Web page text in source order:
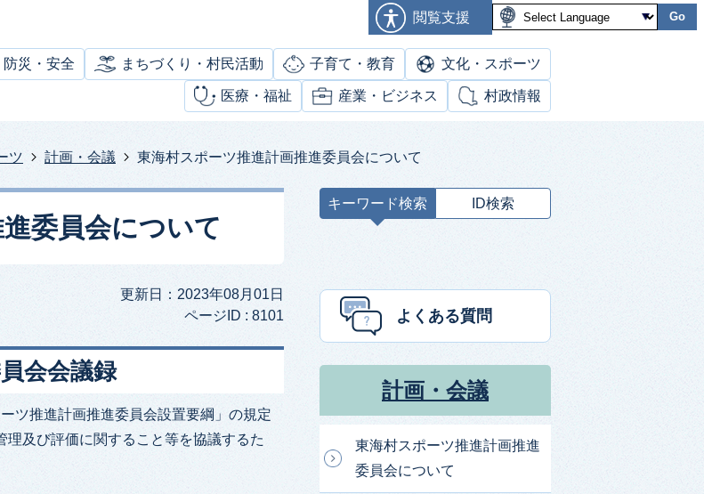
閲覧支援 Go
防災・安全 まちづくり・村民活動 子育て・教育 文化・スポーツ
医療・福祉 産業・ビジネス 村政情報
ツ 計画・会議 東海村スポーツ推進計画推進委員会について
委員会について
更新日：2023年08月01日
ページID : 8101
会会議録
ツ推進計画推進委員会設置要綱」の規定
及び評価に関すること等を協議するた
キーワード検索 ID検索
ー
よくある質問
計画・会議
東海村スポーツ推進計画推進
委員会について